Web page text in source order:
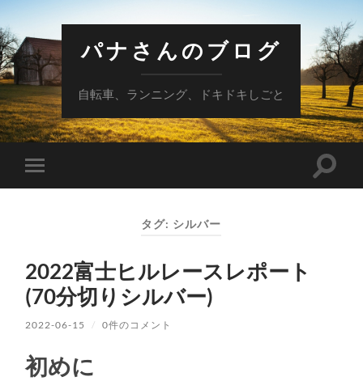
パナさんのブログ
自転車、ランニング、ドキドキしごと
モ
バ
ー
を
切
り
替
え
検
タグ: シルバー
2022富士ヒルレースレポート
(70分切りシルバー)
2022-06-15 / 0件のコメント
初めに